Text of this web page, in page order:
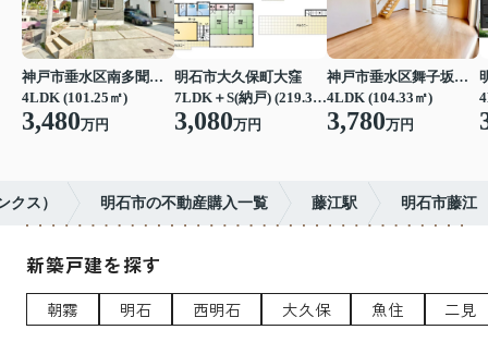
神戸市垂水区南多聞台４丁目
4LDK (101.25㎡)
3,480万円
明石市大久保町大窪
7LDK＋S(納戸) (219.39㎡)
3,080万円
神戸市垂水区舞子坂３丁目
4LDK (104.33㎡)
3,780万円
クス） 明石市の不動産購入一覧 藤江駅 明石市藤江
新築戸建を探す
朝霧 明石 西明石 大久保 魚住 二見